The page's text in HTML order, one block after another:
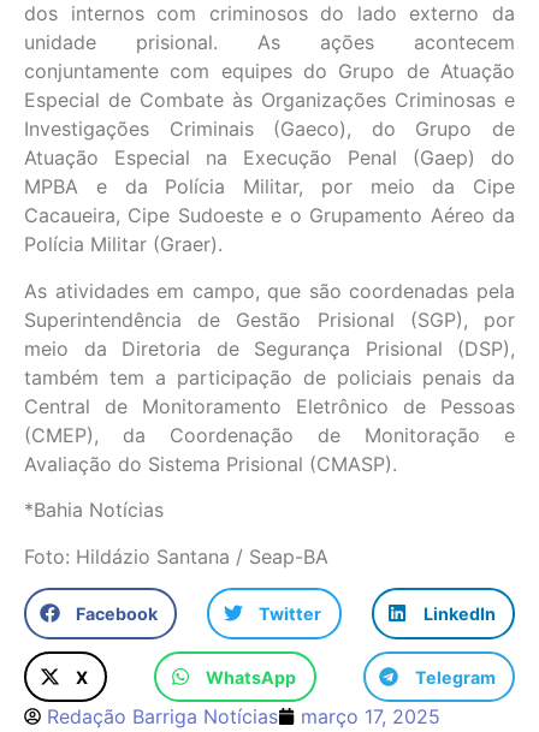
dos internos com criminosos do lado externo da
unidade prisional. As ações acontecem
conjuntamente com equipes do Grupo de Atuação
Especial de Combate às Organizações Criminosas e
Investigações Criminais (Gaeco), do Grupo de
Atuação Especial na Execução Penal (Gaep) do
MPBA e da Polícia Militar, por meio da Cipe
Cacaueira, Cipe Sudoeste e o Grupamento Aéreo da
Polícia Militar (Graer).
As atividades em campo, que são coordenadas pela
Superintendência de Gestão Prisional (SGP), por
meio da Diretoria de Segurança Prisional (DSP),
também tem a participação de policiais penais da
Central de Monitoramento Eletrônico de Pessoas
(CMEP), da Coordenação de Monitoração e
Avaliação do Sistema Prisional (CMASP).
*Bahia Notícias
Foto: Hildázio Santana / Seap-BA
Facebook Twitter LinkedIn
X WhatsApp Telegram
Redação Barriga Notícias
março 17, 2025